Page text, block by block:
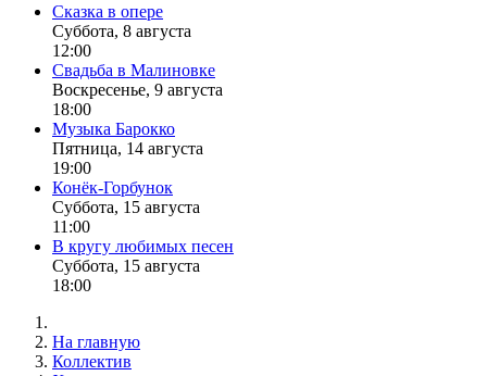
Сказка в опере
Суббота, 8 августа
12:00
Свадьба в Малиновке
Воскресенье, 9 августа
18:00
Музыка Барокко
Пятница, 14 августа
19:00
Конёк-Горбунок
Суббота, 15 августа
11:00
В кругу любимых песен
Суббота, 15 августа
18:00
На главную
Коллектив